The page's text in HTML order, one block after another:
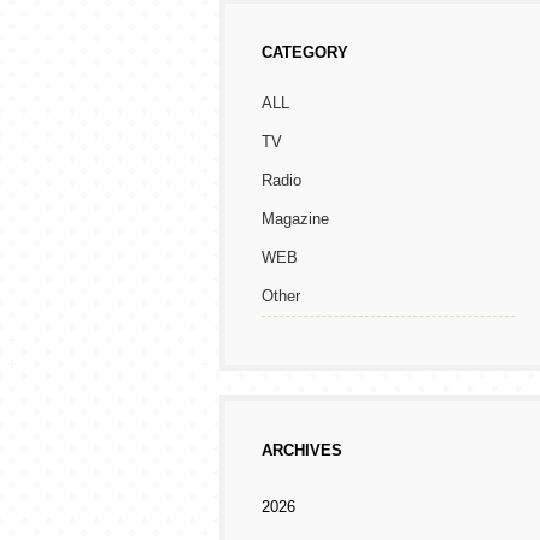
CATEGORY
ALL
TV
Radio
Magazine
WEB
Other
ARCHIVES
2026